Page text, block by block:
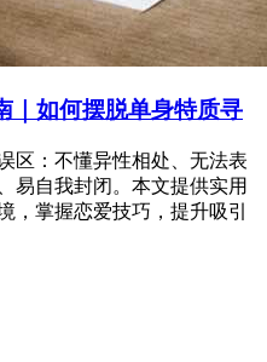
｜如何摆脱单身特质寻
区：不懂异性相处、无法表
易自我封闭。本文提供实用
，掌握恋爱技巧，提升吸引